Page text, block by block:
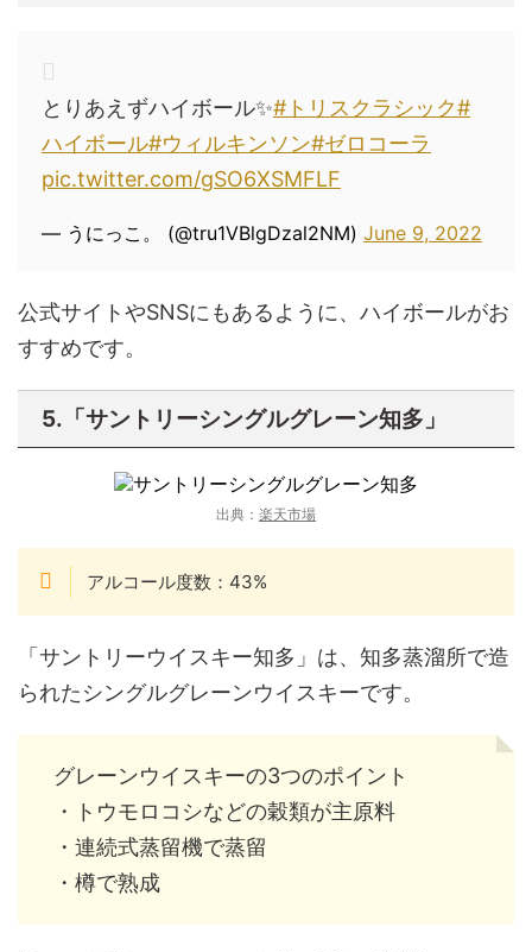
とりあえずハイボール✨#トリスクラシック#
ハイボール#ウィルキンソン#ゼロコーラ
pic.twitter.com/gSO6XSMFLF
— うにっこ。 (@tru1VBlgDzal2NM) June 9, 2022
公式サイトやSNSにもあるように、ハイボールがお
すすめです。
5.「サントリーシングルグレーン知多」
出典： 楽天市場
アルコール度数：43%
「サントリーウイスキー知多」は、知多蒸溜所​​で造
られたシングルグレーンウイスキーです。
グレーンウイスキーの3つのポイント
・トウモロコシなどの穀類が主原料
・連続式蒸留機で蒸留
・樽で熟成